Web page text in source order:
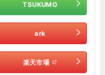
TSUKUMO
ark
楽天市場